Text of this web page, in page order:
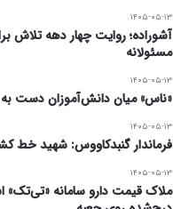
۱۴۰۵-۰۵-۱۳
آشوراده؛ روایت چهار دهه تلاش
مسئولانه
۱۴۰۵-۰۵-۱۳
«ناس» میان دانش‌آموزان دست
۱۴۰۵-۰۵-۱۳
فرماندار گنبدکاووس: شهید خط
۱۴۰۵-۰۵-۱۳
ملاک قیمت دارو سامانه